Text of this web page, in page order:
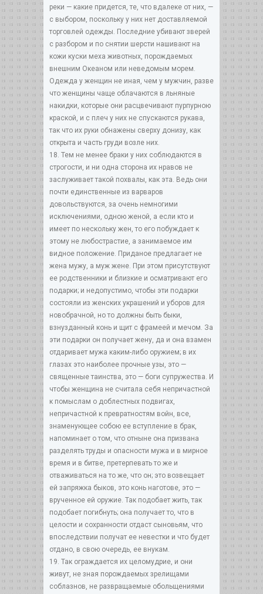
реки — какие придется, те, что вдалеке от них, —
с выбором, поскольку у них нет доставляемой
торговлей одежды. Последние убивают зверей
с разбором и по снятии шерсти нашивают на
кожи куски меха животных, порождаемых
внешним Океаном или неведомым морем.
Одежда у женщин не иная, чем у мужчин, разве
что женщины чаще облачаются в льняные
накидки, которые они расцвечивают пурпурною
краской, и с плеч у них не спускаются рукава,
так что их руки обнажены сверху донизу, как
открыта и часть груди возле них.
18. Тем не менее браки у них соблюдаются в
строгости, и ни одна сторона их нравов не
заслуживает такой похвалы, как эта. Ведь они
почти единственные из варваров
довольствуются, за очень немногими
исключениями, одною женой, а если кто и
имеет по нескольку жен, то его побуждает к
этому не любострастие, а занимаемое им
видное положение. Приданое предлагает не
жена мужу, а муж жене. При этом присутствуют
ее родственники и близкие и осматривают его
подарки; и недопустимо, чтобы эти подарки
состояли из женских украшений и уборов для
новобрачной, но то должны быть быки,
взнузданный конь и щит с фрамеей и мечом. За
эти подарки он получает жену, да и она взамен
отдаривает мужа каким-либо оружием; в их
глазах это наиболее прочные узы, это —
священные таинства, это — боги супружества. И
чтобы женщина не считала себя непричастной
к помыслам о доблестных подвигах,
непричастной к превратностям войн, все,
знаменующее собою ее вступление в брак,
напоминает о том, что отныне она призвана
разделять труды и опасности мужа и в мирное
время и в битве, претерпевать то же и
отваживаться на то же, что он; это возвещает
ей запряжка быков, это конь наготове, это —
врученное ей оружие. Так подобает жить, так
подобает погибнуть; она получает то, что в
целости и сохранности отдаст сыновьям, что
впоследствии получат ее невестки и что будет
отдано, в свою очередь, ее внукам.
19. Так ограждается их целомудрие, и они
живут, не зная порождаемых зрелищами
соблазнов, не развращаемые обольщениями